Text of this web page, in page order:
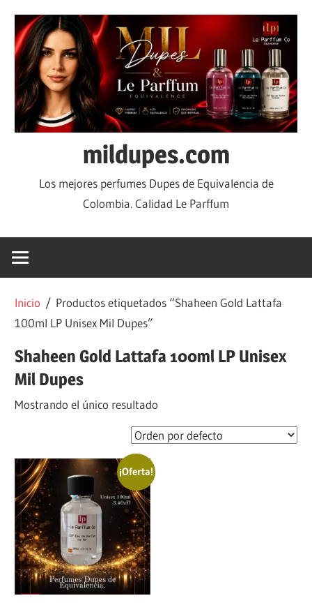
mildupes.com
Los mejores perfumes Dupes de Equivalencia de
Colombia. Calidad Le Parffum
Inicio / Productos etiquetados “Shaheen Gold Lattafa
100ml LP Unisex Mil Dupes”
Shaheen Gold Lattafa 100ml LP Unisex
Mil Dupes
Mostrando el único resultado
¡Oferta!